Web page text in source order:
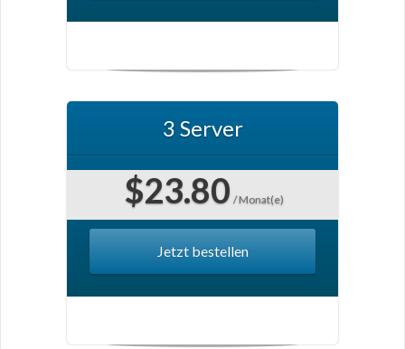
3 Server
$23.80 / Monat(e)
Jetzt bestellen